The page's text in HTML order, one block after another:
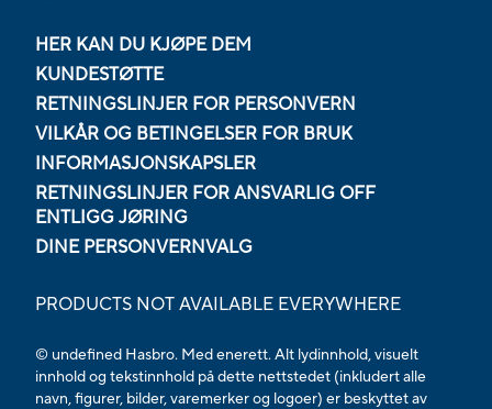
HER KAN DU KJØPE DEM
KUNDESTØTTE
RETNINGSLINJER FOR PERSONVERN
VILKÅR OG BETINGELSER FOR BRUK
INFORMASJONSKAPSLER
RETNINGSLINJER FOR ANSVARLIG OFF
ENTLIGG JØRING
DINE PERSONVERNVALG
PRODUCTS NOT AVAILABLE EVERYWHERE
© undefined Hasbro. Med enerett. Alt lydinnhold, visuelt
innhold og tekstinnhold på dette nettstedet (inkludert alle
navn, figurer, bilder, varemerker og logoer) er beskyttet av